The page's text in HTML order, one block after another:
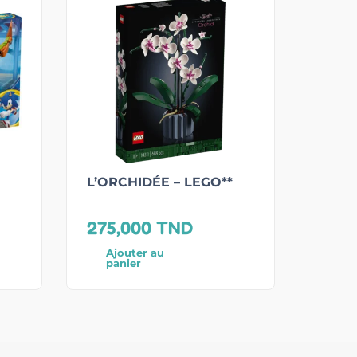
L’ORCHIDÉE – LEGO**
275,000 TND
Ajouter au
panier